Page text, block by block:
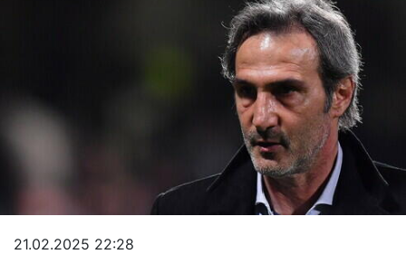
Calciomercato
21.02.2025 22:28